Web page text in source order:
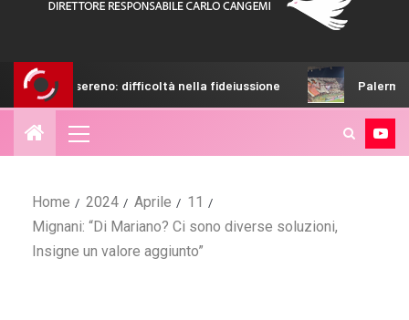
difficoltà nella fideiussione Palermo, campagna
Home 2024 Aprile
11
Mignani: “Di Mariano? Ci sono diverse soluzioni,
Insigne un valore aggiunto”